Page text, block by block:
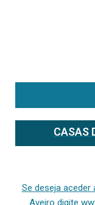
CASAS
Se deseja aceder
Aveiro digite